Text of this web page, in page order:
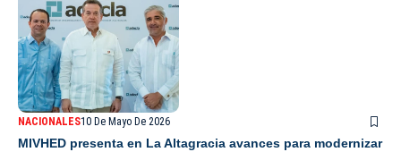
NACIONALES10 De Mayo De 2026
MIVHED presenta en La Altagracia avances para modernizar